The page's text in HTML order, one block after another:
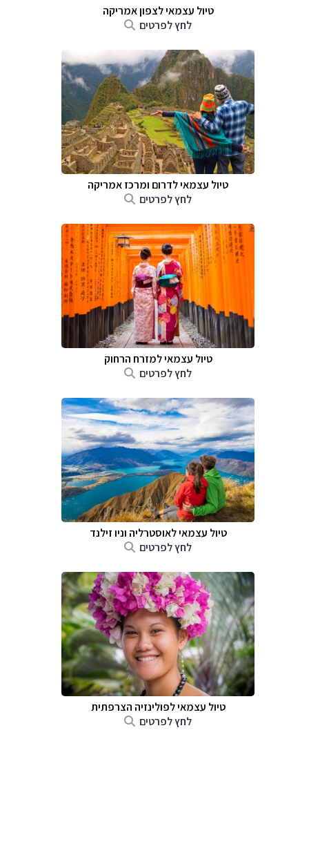
טיול עצמאי לצפון אמריקה
לחץ לפרטים
טיול עצמאי לדרום ומרכז אמריקה
לחץ לפרטים
טיול עצמאי למזרח הרחוק
לחץ לפרטים
טיול עצמאי לאוסטרליה וניו זילנד
לחץ לפרטים
טיול עצמאי לפולינזיה הצרפתית
לחץ לפרטים